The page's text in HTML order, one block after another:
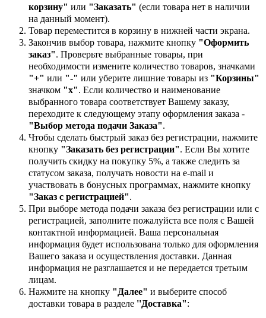
корзину" или "Заказать" (если товара нет в наличии
на данный момент).
Товар переместится в корзину в нижней части экрана.
Закончив выбор товара, нажмите кнопку "Оформить
заказ". Проверьте выбранные товары, при
необходимости измените количество товаров, значками
"+" или "-" или уберите лишние товары из "Корзины"
значком "х". Если количество и наименование
выбранного товара соответствует Вашему заказу,
переходите к следующему этапу оформления заказа -
"Выбор метода подачи Заказа".
Чтобы сделать быстрый заказ без регистрации, нажмите
кнопку "Заказать без регистрации". Если Вы хотите
получить скидку на покупку 5%, а также следить за
статусом заказа, получать новости на e-mail и
участвовать в бонусных программах, нажмите кнопку
"Заказ с регистрацией".
При выборе метода подачи заказа без регистрации или с
регистрацией, заполните пожалуйста все поля с Вашей
контактной информацией. Ваша персональная
информация будет использована только для оформления
Вашего заказа и осуществления доставки. Данная
информация не разглашается и не передается третьим
лицам.
Нажмите на кнопку "Далее" и выберите способ
доставки товара в разделе ''Доставка":